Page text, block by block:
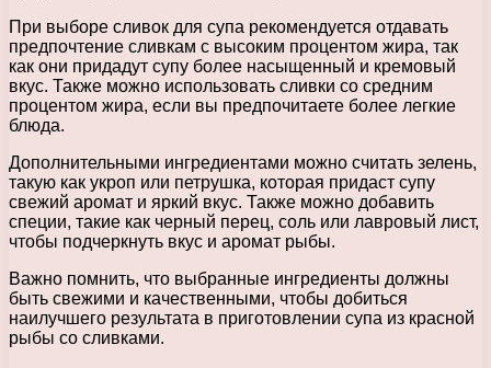
При выборе сливок для супа рекомендуется отдавать
предпочтение сливкам с высоким процентом жира, так
как они придадут супу более насыщенный и кремовый
вкус. Также можно использовать сливки со средним
процентом жира, если вы предпочитаете более легкие
блюда.
Дополнительными ингредиентами можно считать зелень,
такую как укроп или петрушка, которая придаст супу
свежий аромат и яркий вкус. Также можно добавить
специи, такие как черный перец, соль или лавровый лист,
чтобы подчеркнуть вкус и аромат рыбы.
Важно помнить, что выбранные ингредиенты должны
быть свежими и качественными, чтобы добиться
наилучшего результата в приготовлении супа из красной
рыбы со сливками.